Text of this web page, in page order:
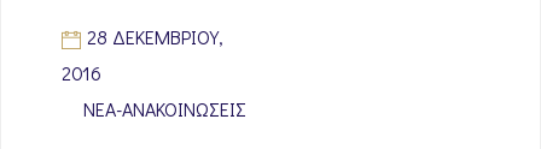
28 ΔΕΚΕΜΒΡΊΟΥ,
2016
ΝΈΑ-ΑΝΑΚΟΙΝΏΣΕΙΣ